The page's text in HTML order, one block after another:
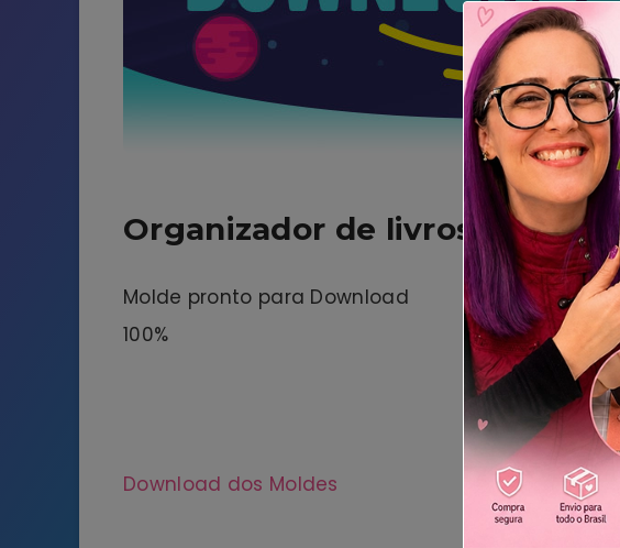
Organizador de livros
Molde pronto para Download
100%
Download dos Moldes